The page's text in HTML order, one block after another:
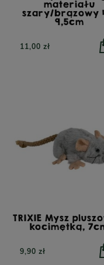
materiału
szary/brązowy
9,5cm
11,00 zł
TRIXIE Mysz
kocimętką,
9,90 zł